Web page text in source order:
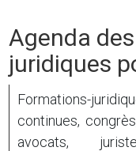
Agenda
juridiques
Formations-
continues,
avocats,